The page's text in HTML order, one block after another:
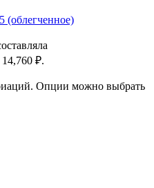
(облегченное)
₽.
Опции можно выбрать